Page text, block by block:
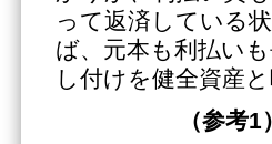
って返済している
ば、元本も利払い
し付けを健全資産
（参考